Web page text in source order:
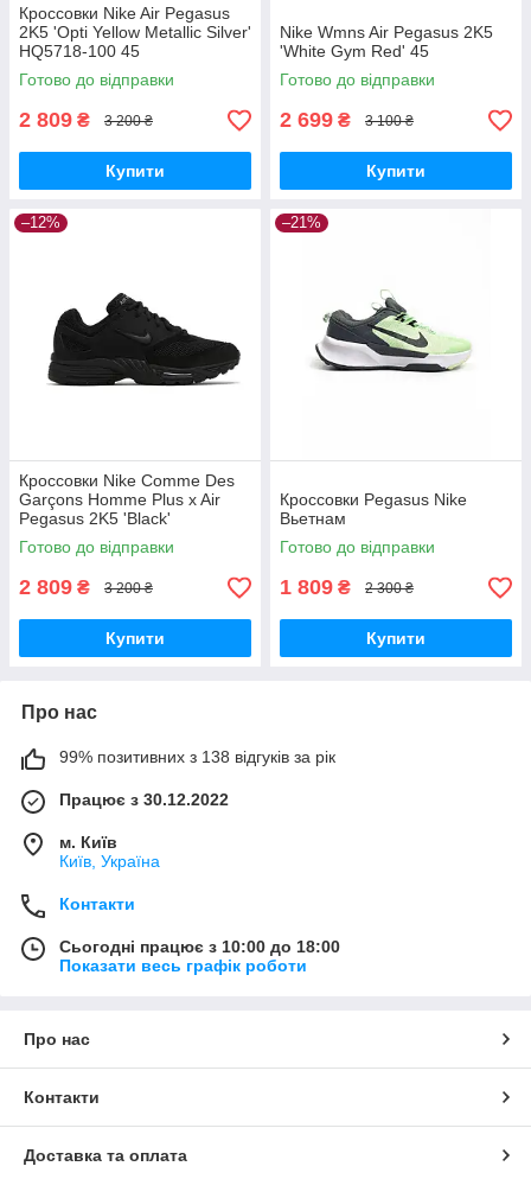
Кроссовки Nike Air Pegasus
2K5 'Opti Yellow Metallic Silver'
HQ5718-100 45
Готово до відправки
2 809 ₴ 3 200 ₴
Купити
Nike Wmns Air Pegasus 2K5
'White Gym Red' 45
Готово до відправки
2 699 ₴ 3 100 ₴
Купити
–12%
Кроссовки Nike Comme Des
Garçons Homme Plus x Air
Pegasus 2K5 'Black'
Готово до відправки
2 809 ₴ 3 200 ₴
Купити
–21%
Кроссовки Pegasus Nike
Вьетнам
Готово до відправки
1 809 ₴ 2 300 ₴
Купити
Про нас
99% позитивних з 138 відгуків за рік
Працює з 30.12.2022
м. Київ
Київ, Україна
Контакти
Сьогодні працює з 10:00 до 18:00
Показати весь графік роботи
Про нас
Контакти
Доставка та оплата